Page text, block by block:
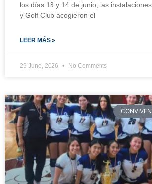
los días 13 y 14 de junio, las
y Golf Club acogieron el
LEER MÁS »
29 June, 2026 No Comments